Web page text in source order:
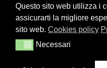
parte del Pontefice e dei
Cosa significa
Cosa significa ipocondriaco,
consiste, come si manifesta e
è interessato, origini del
Questo sito web utilizza i
assicurarti la migliore
sito web. Cookies policy
NecessariNecessari